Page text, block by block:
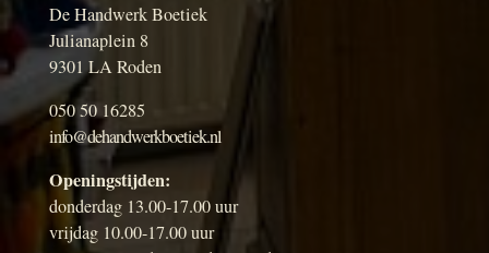
De Handwerk Boetiek
Julianaplein 8
9301 LA Roden
050 50 16285
info@dehandwerkboetiek.nl
Openingstijden:
donderdag 13.00-17.00 uur
vrijdag 10.00-17.00 uur